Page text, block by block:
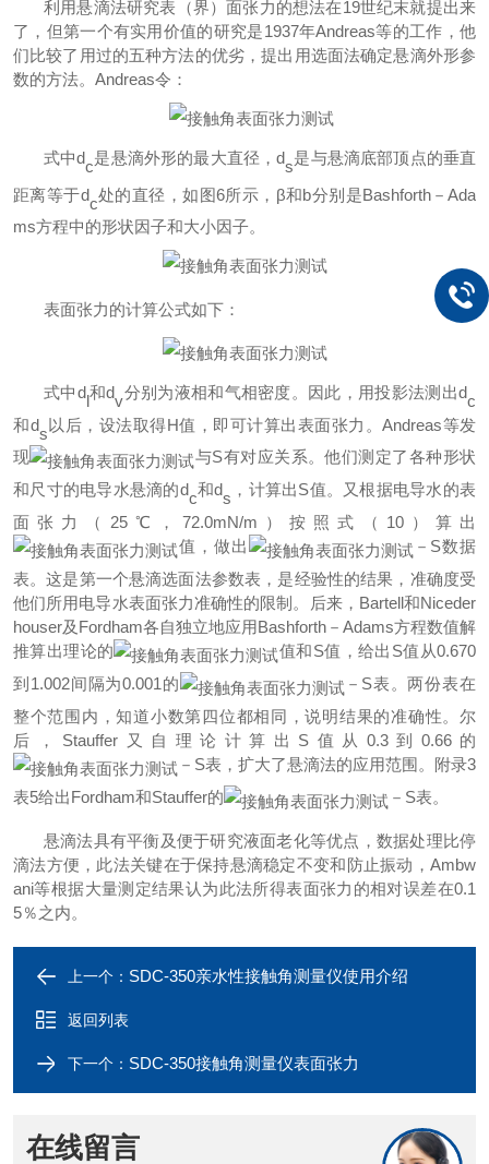
利用悬滴法研究表（界）面张力的想法在19世纪末就提出来
了，但第一个有实用价值的研究是1937年Andreas等的工作，他
们比较了用过的五种方法的优劣，提出用选面法确定悬滴外形参
数的方法。 Andreas令：
式中dc是悬滴外形的最大直径，ds是与悬滴底部顶点的垂直
距离等于dc处的直径，如图6所示， β和b分别是Bashforth －Ada
ms方程中的形状因子和大小因子。
表面张力的计算公式如下：
式中dl和dv分别为液相和气相密度。因此，用投影法测出dc
和ds以后，设法取得H值，即可计算出表面张力。 Andreas等发
现
与S有对应关系。他们测定了各种形状
和尺寸的电导水悬滴的dc和ds ，计算出S值。又根据电导水的表
面张力（ 25℃， 72.0mN/m ）按照式（ 10）算出
值，做出
－ S数据
表。这是第一个悬滴选面法参数表，是经验性的结果，准确度受
他们所用电导水表面张力准确性的限制。后来， Bartell和Niceder
houser及 Fordham各自独立地应用Bashforth － Adams方程数值解
推算出理论的
值和S值，给出 S值从0.670
到 1.002间隔为0.001 的 － S表。两份表在
整个范围内，知道小数第四位都相同，说明结果的准确性。尔
后， Stauffer 又自理论计算出 S 值从 0.3到 0.66的
－ S表，扩大了悬滴法的应用范围。附录3
表5给出Fordham和Stauffer的 － S表。
悬滴法具有平衡及便于研究液面老化等优点，数据处理比停
滴法方便，此法关键在于保持悬滴稳定不变和防止振动， Ambw
ani等根据大量测定结果认为此法所得表面张力的相对误差在0.1
5％之内。
上一个： SDC-350亲水性接触角测量仪使用介绍
返回列表
下一个： SDC-350接触角测量仪表面张力
在线留言